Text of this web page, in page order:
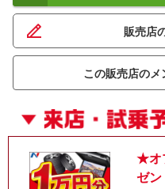
販売店
この販売店のメ
★オ
ゼン